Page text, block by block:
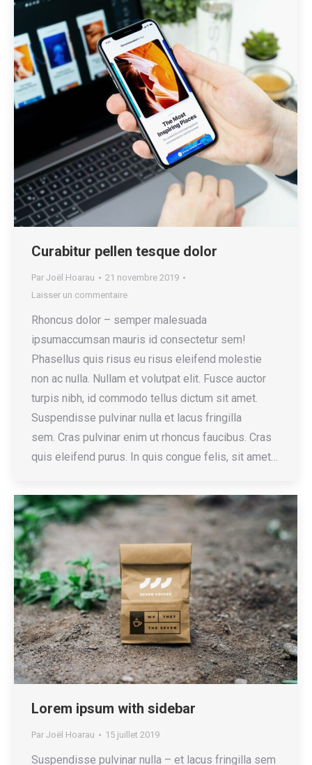
Curabitur pellen tesque dolor
Par Joël Hoarau
21 novembre 2019
Laisser un commentaire
Rhoncus dolor – semper malesuada
ipsumaccumsan mauris id consectetur sem!
Phasellus quis risus eu risus eleifend molestie
non ac nulla. Nullam et volutpat elit. Fusce auctor
turpis nibh, id commodo tellus dictum sit amet.
Suspendisse pulvinar nulla et lacus fringilla
sem. Cras pulvinar enim ut rhoncus faucibus. Cras
quis eleifend purus. In quis congue felis, sit amet…
Lorem ipsum with sidebar
Par Joël Hoarau 15 juillet 2019
Suspendisse pulvinar nulla – et lacus fringilla sem